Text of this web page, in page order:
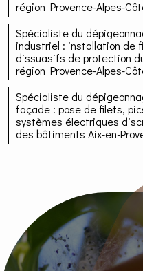
région Provence-Alpes-
Spécialiste du
industriel : installation de
dissuasifs de protection
région Provence-Alpes-
Spécialiste du
façade : pose de filets,
systèmes électriques
des bâtiments Aix-en-